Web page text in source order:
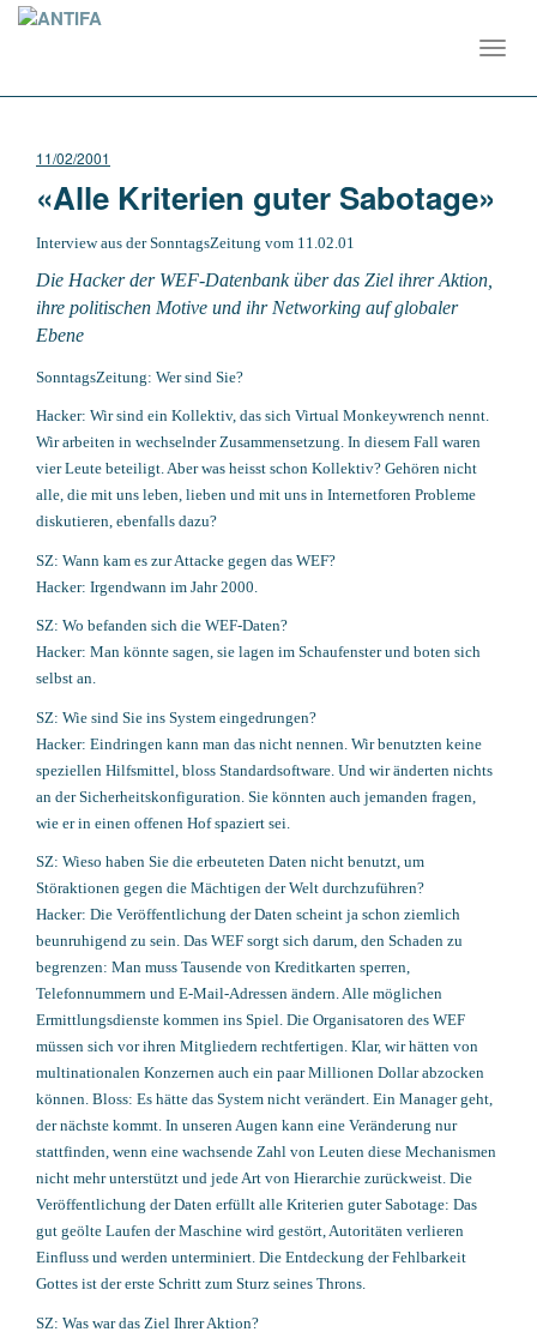
11/02/2001
«Alle Kriterien guter Sabotage»
Interview aus der SonntagsZeitung vom 11.02.01
Die Hacker der WEF-Datenbank über das Ziel ihrer Aktion,
ihre politischen Motive und ihr Networking auf globaler
Ebene
SonntagsZeitung: Wer sind Sie?
Hacker: Wir sind ein Kollektiv, das sich Virtual Monkeywrench nennt.
Wir arbeiten in wechselnder Zusammensetzung. In diesem Fall waren
vier Leute beteiligt. Aber was heisst schon Kollektiv? Gehören nicht
alle, die mit uns leben, lieben und mit uns in Internetforen Probleme
diskutieren, ebenfalls dazu?
SZ: Wann kam es zur Attacke gegen das WEF?
Hacker: Irgendwann im Jahr 2000.
SZ: Wo befanden sich die WEF-Daten?
Hacker: Man könnte sagen, sie lagen im Schaufenster und boten sich
selbst an.
SZ: Wie sind Sie ins System eingedrungen?
Hacker: Eindringen kann man das nicht nennen. Wir benutzten keine
speziellen Hilfsmittel, bloss Standardsoftware. Und wir änderten nichts
an der Sicherheitskonfiguration. Sie könnten auch jemanden fragen,
wie er in einen offenen Hof spaziert sei.
SZ: Wieso haben Sie die erbeuteten Daten nicht benutzt, um
Störaktionen gegen die Mächtigen der Welt durchzuführen?
Hacker: Die Veröffentlichung der Daten scheint ja schon ziemlich
beunruhigend zu sein. Das WEF sorgt sich darum, den Schaden zu
begrenzen: Man muss Tausende von Kreditkarten sperren,
Telefonnummern und E-Mail-Adressen ändern. Alle möglichen
Ermittlungsdienste kommen ins Spiel. Die Organisatoren des WEF
müssen sich vor ihren Mitgliedern rechtfertigen. Klar, wir hätten von
multinationalen Konzernen auch ein paar Millionen Dollar abzocken
können. Bloss: Es hätte das System nicht verändert. Ein Manager geht,
der nächste kommt. In unseren Augen kann eine Veränderung nur
stattfinden, wenn eine wachsende Zahl von Leuten diese Mechanismen
nicht mehr unterstützt und jede Art von Hierarchie zurückweist. Die
Veröffentlichung der Daten erfüllt alle Kriterien guter Sabotage: Das
gut geölte Laufen der Maschine wird gestört, Autoritäten verlieren
Einfluss und werden unterminiert. Die Entdeckung der Fehlbarkeit
Gottes ist der erste Schritt zum Sturz seines Throns.
SZ: Was war das Ziel Ihrer Aktion?